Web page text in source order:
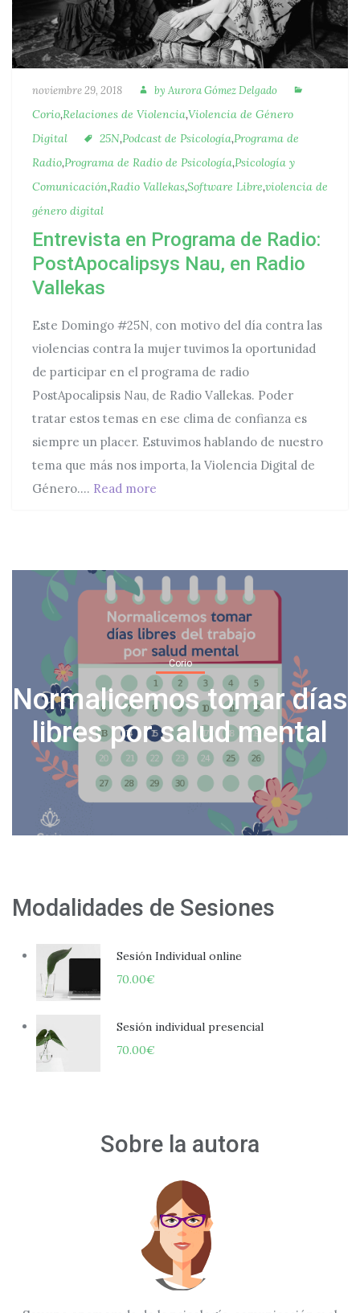
Publicado
noviembre 29, 2018 Autora
by Aurora Gómez Delgado
Corio,Relaciones de Violencia,Violencia de Género
Digital
Etiquetas
25N,Podcast de Psicología,Programa de
Radio,Programa de Radio de Psicología,Psicología y
Comunicación,Radio Vallekas,Software Libre,violencia de
género digital
Entrevista en Programa de Radio:
PostApocalipsys Nau, en Radio
Vallekas
Este Domingo #25N, con motivo del día contra las
violencias contra la mujer tuvimos la oportunidad
de participar en el programa de radio
PostApocalipsis Nau, de Radio Vallekas. Poder
tratar estos temas en ese clima de confianza es
siempre un placer. Estuvimos hablando de nuestro
tema que más nos importa, la Violencia Digital de
Género.… Read more
Corio
Normalicemos tomar días
libres por salud mental
Modalidades de Sesiones
Sesión Individual online
70.00€
Sesión individual presencial
70.00€
Sobre la autora